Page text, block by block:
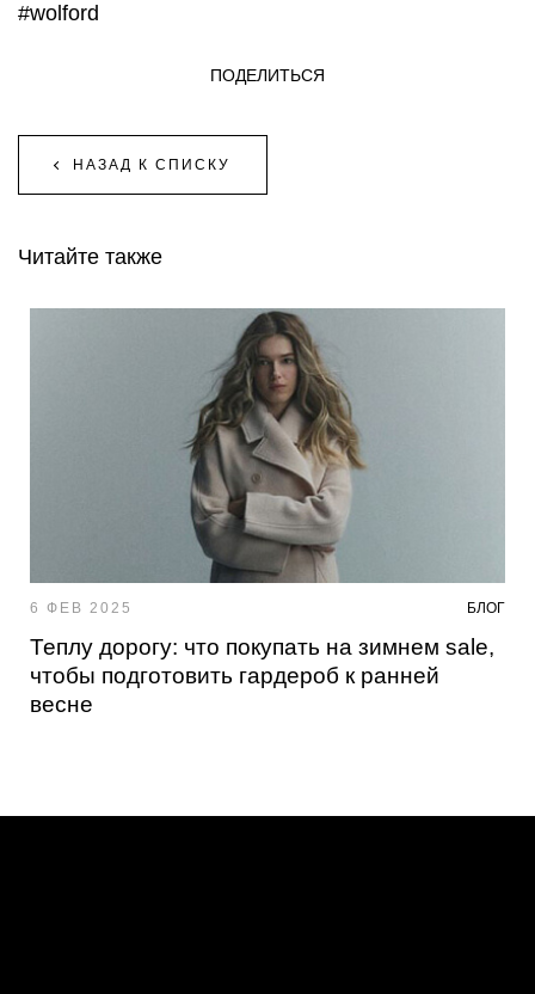
#wolford
НАЗАД К СПИСКУ
ПОДЕЛИТЬСЯ
Читайте также
6 ФЕВ 2025 БЛОГ
Теплу дорогу: что покупать на зимнем sale,
чтобы подготовить гардероб к ранней
весне